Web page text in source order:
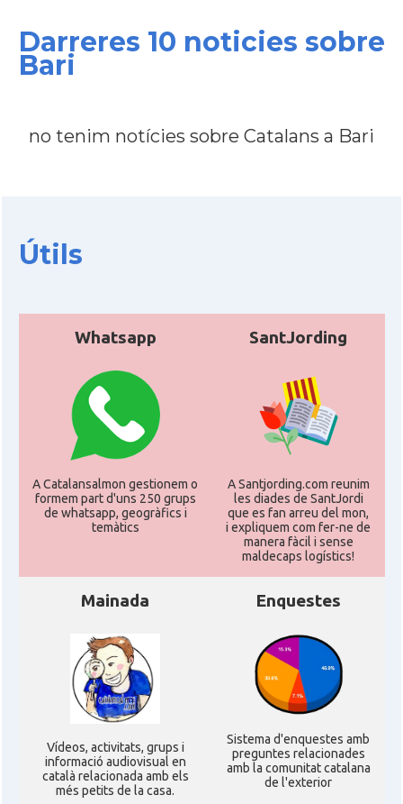
CAMON
Delegació Delegació del Govern a Itàlia
Consolat Consolat general a Genova
Consolat Consolat general a Milano
Consolat Consolat general a Napoli
Consolat general a Roma
Ambaixada Ambaixada espanyola a Itàlia
Darreres 10 noticies sobre
Bari
no tenim notícies sobre Catalans a Bari
Útils
Whatsapp
A Catalansalmon gestionem o
formem part d'uns 250 grups
de whatsapp, geogràfics i
temàtics
SantJording
A Santjording.com reunim
les diades de SantJordi
que es fan arreu del mon,
i expliquem com fer-ne de
manera fàcil i sense
maldecaps logí­stics!
Mainada
Ví­deos, activitats, grups i
informació audiovisual en
català relacionada amb els
més petits de la casa.
Enquestes
Sistema d'enquestes amb
preguntes relacionades
amb la comunitat catalana
de l'exterior